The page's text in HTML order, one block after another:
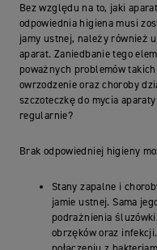
Bez względu na to, jaki
odpowiednia higiena musi
jamy ustnej, należy również
aparat. Zaniedbanie tego
poważnych problemów
owrzodzenie oraz choroby
szczoteczkę do mycia
regularnie?
Brak odpowiedniej higieny
Stany zapalne i
jamie ustnej. Sama
podrażnienia
obrzęków oraz